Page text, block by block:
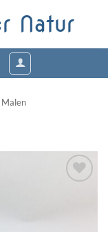
Natur
Malen